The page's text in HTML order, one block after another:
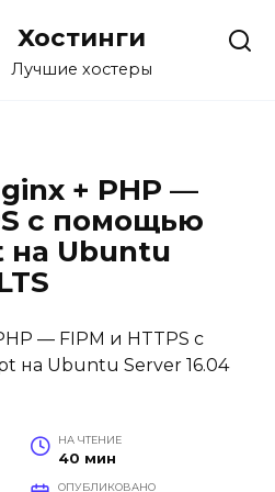
Хостинги
Лучшие хостеры
+ PHP —
с помощью
на Ubuntu
НА ЧТЕНИЕ
40 мин
ОПУБЛИКОВАНО